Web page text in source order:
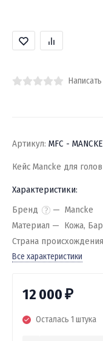
Артикул: MFC -
Кейс Mancke для
Характеристики:
Бренд
Mancke
Материал
Кожа,
Страна
Все характеристики
12 000₽
Осталась 1 штука